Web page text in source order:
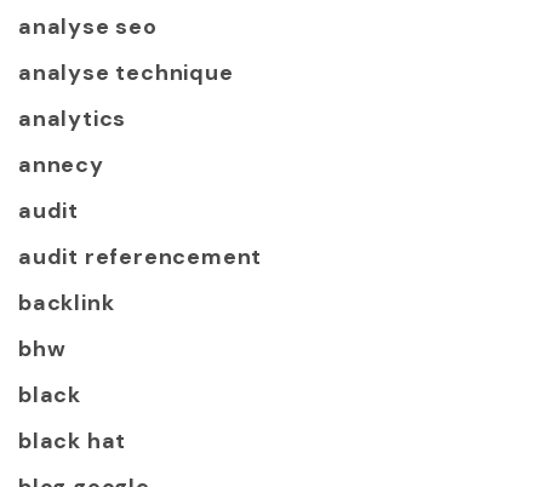
analyse seo
analyse technique
analytics
annecy
audit
audit referencement
backlink
bhw
black
black hat